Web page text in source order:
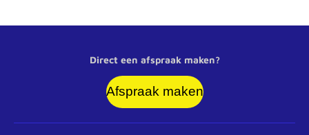
Direct een afspraak maken?
Afspraak maken